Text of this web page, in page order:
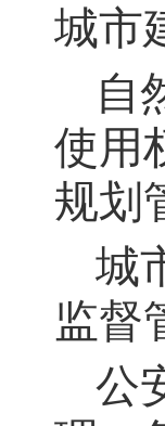
城市
自
使用
规划
城
监督
公